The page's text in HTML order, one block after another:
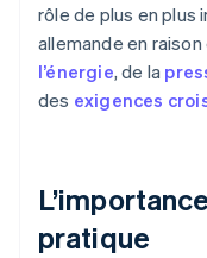
rôle de plus en plus
allemande en raison
l’énergie, de la
des exigences
pratique